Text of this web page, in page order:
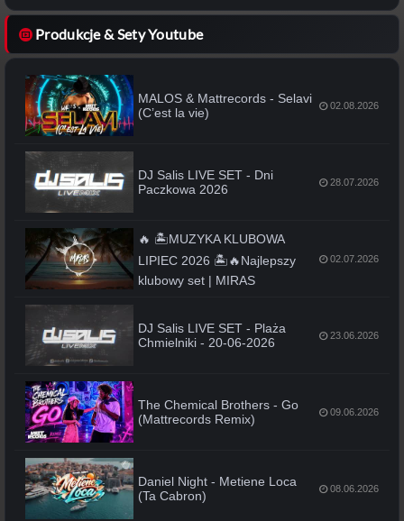
Produkcje & Sety Youtube
MALOS & Mattrecords - Selavi
(C’est la vie)
02.08.2026
DJ Salis LIVE SET - Dni
Paczkowa 2026
28.07.2026
🔥 🏝️MUZYKA KLUBOWA
LIPIEC 2026 🏝️🔥Najlepszy
klubowy set | MIRAS
02.07.2026
DJ Salis LIVE SET - Plaża
Chmielniki - 20-06-2026
23.06.2026
The Chemical Brothers - Go
(Mattrecords Remix)
09.06.2026
Daniel Night - Metiene Loca
(Ta Cabron)
08.06.2026